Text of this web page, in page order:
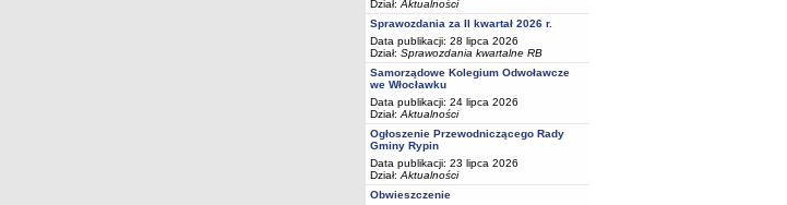
Dział: Aktualności
Sprawozdania za II kwartał 2026 r.
Data publikacji: 28 lipca 2026
Dział: Sprawozdania kwartalne RB
Samorządowe Kolegium Odwoławcze
we Włocławku
Data publikacji: 24 lipca 2026
Dział: Aktualności
Ogłoszenie Przewodniczącego Rady
Gminy Rypin
Data publikacji: 23 lipca 2026
Dział: Aktualności
Obwieszczenie